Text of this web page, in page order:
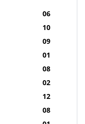
06
10
09
01
08
02
12
08